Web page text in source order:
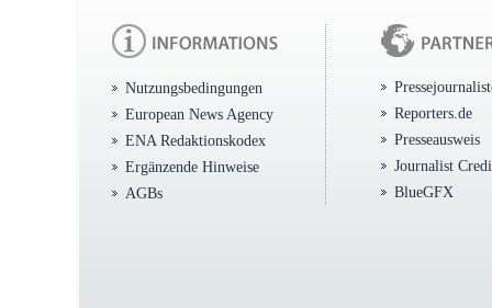
Nutzungsbedingungen
European News Agency
ENA Redaktionskodex
Ergänzende Hinweise
AGBs
Reporters.de
Presseausweis
Journalist
BlueGFX